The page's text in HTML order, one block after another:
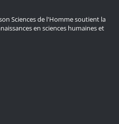
Sciences de l'Homme soutient la
en sciences humaines et